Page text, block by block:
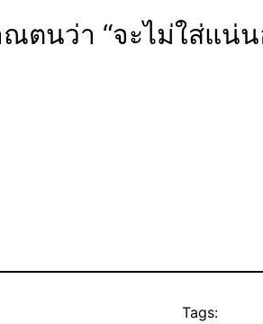
ตนว่า “จะไม่ใส่แน่
Tags: